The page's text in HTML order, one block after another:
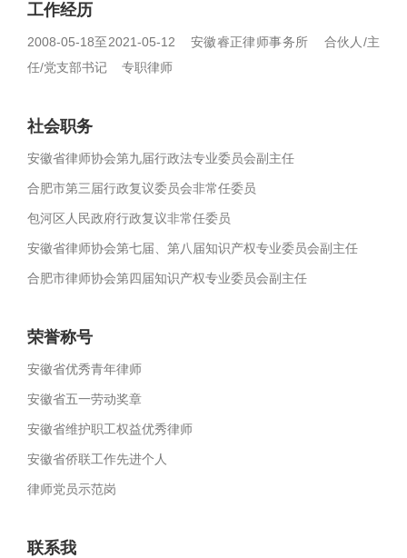
工作经历
2008-05-18至2021-05-12 安徽睿正律师事务所 合伙人/主
任/党支部书记 专职律师
社会职务
安徽省律师协会第九届行政法专业委员会副主任
合肥市第三届行政复议委员会非常任委员
包河区人民政府行政复议非常任委员
安徽省律师协会第七届、第八届知识产权专业委员会副主任
合肥市律师协会第四届知识产权专业委员会副主任
荣誉称号
安徽省优秀青年律师
安徽省五一劳动奖章
安徽省维护职工权益优秀律师
安徽省侨联工作先进个人
律师党员示范岗
联系我